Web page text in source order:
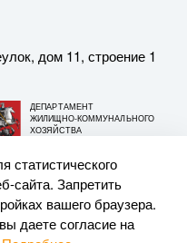
дом 11, строение 1
ДЕПАРТАМЕНТ
ЖИЛИЩНО-КОММУНАЛЬНОГО
ХОЗЯЙСТВА
материалов
статистического
сайта. Запретить
вашего браузера.
даете согласие на